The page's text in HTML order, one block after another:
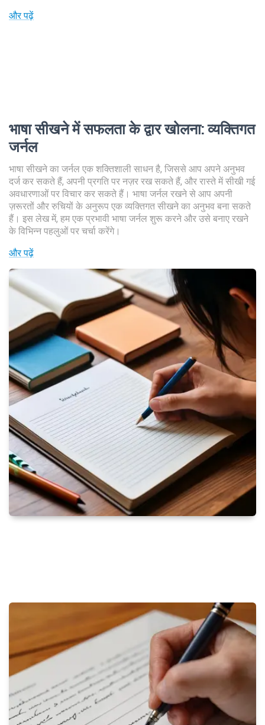
और पढ़ें
भाषा सीखने में सफलता के द्वार खोलना:व्यक्तिगत
जर्नल
भाषा सीखने का जर्नल एक शक्तिशाली साधन है, जिससे आप अपने अनुभव
दर्ज कर सकते हैं, अपनी प्रगति पर नज़र रख सकते हैं, और रास्ते में सीखी गई
अवधारणाओं पर विचार कर सकते हैं। भाषा जर्नल रखने से आप अपनी
ज़रूरतों और रुचियों के अनुरूप एक व्यक्तिगत सीखने का अनुभव बना सकते
हैं। इस लेख में, हम एक प्रभावी भाषा जर्नल शुरू करने और उसे बनाए रखने
के विभिन्न पहलुओं पर चर्चा करेंगे।
और पढ़ें